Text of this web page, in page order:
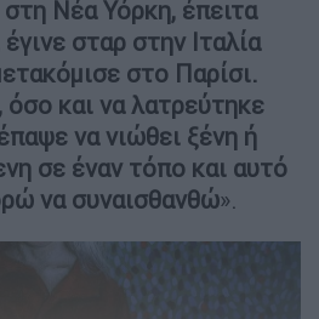
Νέα Υόρκη, έπειτα
σταρ στην Ιταλία
στο Παρίσι.
και να λατρεύτηκε
να νιώθει ξένη ή
σε έναν τόπο και αυτό
να συναισθανθώ».